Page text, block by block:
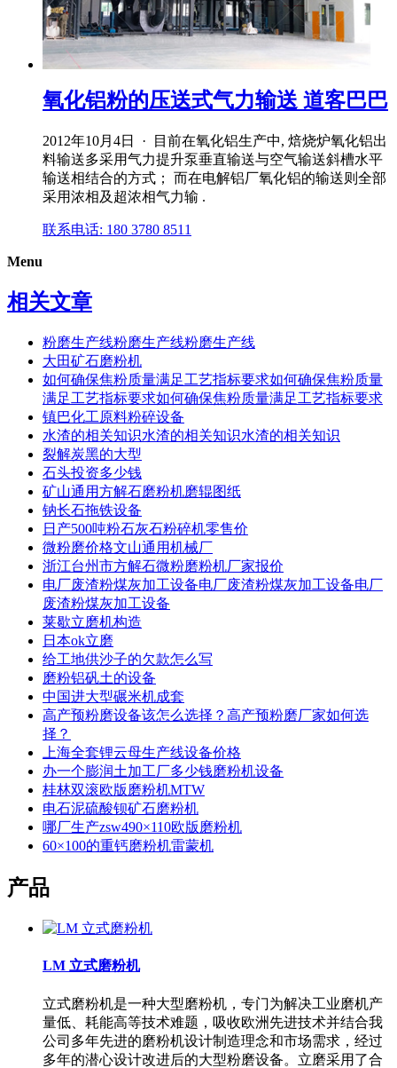
氧化铝粉的压送式气力输送 道客巴巴
2012年10月4日 · 目前在氧化铝生产中, 焙烧炉氧化铝出
料输送多采用气力提升泵垂直输送与空气输送斜槽水平
输送相结合的方式； 而在电解铝厂氧化铝的输送则全部
采用浓相及超浓相气力输 .
联系电话: 180 3780 8511
Menu
相关文章
粉磨生产线粉磨生产线粉磨生产线
大田矿石磨粉机
如何确保焦粉质量满足工艺指标要求如何确保焦粉质量
满足工艺指标要求如何确保焦粉质量满足工艺指标要求
镇巴化工原料粉碎设备
水渣的相关知识水渣的相关知识水渣的相关知识
裂解炭黑的大型
石头投资多少钱
矿山通用方解石磨粉机磨辊图纸
钠长石拖铁设备
日产500吨粉石灰石粉碎机零售价
微粉磨价格文山通用机械厂
浙江台州市方解石微粉磨粉机厂家报价
电厂废渣粉煤灰加工设备电厂废渣粉煤灰加工设备电厂
废渣粉煤灰加工设备
莱歇立磨机构造
日本ok立磨
给工地供沙子的欠款怎么写
磨粉铝矾土的设备
中国进大型碾米机成套
高产预粉磨设备该怎么选择？高产预粉磨厂家如何选
择？
上海全套锂云母生产线设备价格
办一个膨润土加工厂多少钱磨粉机设备
桂林双滚欧版磨粉机MTW
电石泥硫酸钡矿石磨粉机
哪厂生产zsw490×110欧版磨粉机
60×100的重钙磨粉机雷蒙机
产品
LM 立式磨粉机
立式磨粉机是一种大型磨粉机，专门为解决工业磨机产
量低、耗能高等技术难题，吸收欧洲先进技术并结合我
公司多年先进的磨粉机设计制造理念和市场需求，经过
多年的潜心设计改进后的大型粉磨设备。立磨采用了合